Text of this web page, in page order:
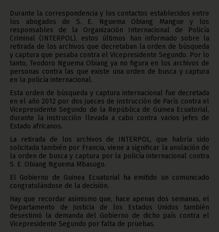
Durante la correspondencia y los contactos establecidos entre
los abogados de S. E. Nguema Obiang Mangue y los
responsables de la Organización Internacional de Policía
Criminal (INTERPOL), estos últimos han informado sobre la
retirada de los archivos que decretaban la orden de búsqueda
y captura que pesaba contra el Vicepresidente Segundo. Por lo
tanto, Teodoro Nguema Obiang ya no figura en los archivos de
personas contra las que existe una orden de busca y captura
en la policía internacional.
Esta orden de búsqueda y captura internacional fue decretada
en el año 2012 por dos jueces de instrucción de París contra el
Vicepresidente Segundo de la República de Guinea Ecuatorial,
durante la instrucción llevada a cabo contra varios jefes de
Estado africanos.
La retirada de los archivos de INTERPOL, que habría sido
solicitada también por Francia, viene a significar la anulación de
la orden de busca y captura por la policía internacional contra
S. E. Obiang Nguema Mbasogo.
El Gobierno de Guinea Ecuatorial ha emitido un comunicado
congratulándose de la decisión.
Hay que recordar asimismo que, hace apenas dos semanas, el
Departamento de Justicia de los Estados Unidos también
desestimó la demanda del Gobierno de dicho país contra el
Vicepresidente Segundo por falta de pruebas.